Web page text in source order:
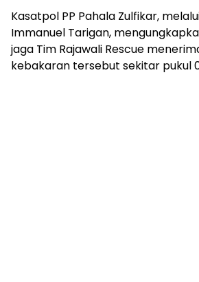
Kasatpol PP Pahala Zulfikar,
Immanuel Tarigan,
jaga Tim Rajawali Rescue
kebakaran tersebut sekitar pukul